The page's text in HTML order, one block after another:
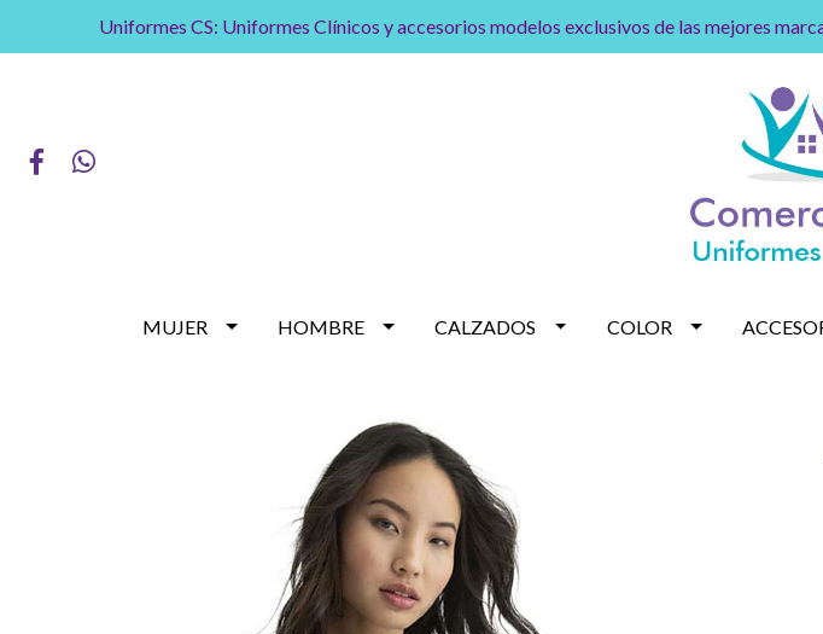
Uniformes CS: Uniformes Clínicos y accesorios modelos exclusivos de las mejores
MUJER HOMBRE CALZADOS COLOR